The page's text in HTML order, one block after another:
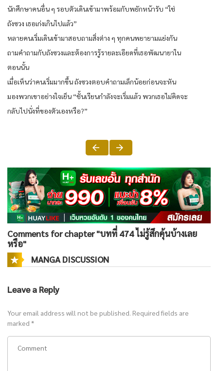
นักศึกษาคนอื่น ๆ รอบตัวเดินเข้ามาพร้อมกับพยักหน้ารับ “ใช่
ถังซวง เธอเก่งเกินไปแล้ว”
หลายคนเริ่มเดินเข้ามาสอบถามสิ่งต่าง ๆ ทุกคนพยายามแย่งกัน
ถามคำถามกับถังซวงและต้องการรู้รายละเอียดที่เธอพัฒนายาใน
ตอนนั้น
เมื่อเห็นว่าคนเริ่มมากขึ้น ถังซวงตอบคำถามเล็กน้อยก่อนจะหัน
มองพวกเขาอย่างใจเย็น “ชั้นเรียนกำลังจะเริ่มแล้ว พวกเธอไม่คิดจะ
กลับไปนั่งที่ของตัวเองหรือ?”
Comments for chapter "บทที่ 474 ไม่รู้สึกคุ้นบ้างเลย
หรือ"
MANGA DISCUSSION
Leave a Reply
Your email address will not be published. Required fields are
marked *